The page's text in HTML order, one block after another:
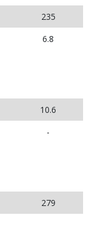
235
6.8
10.6
-
279